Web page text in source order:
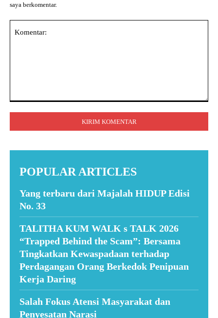
saya berkomentar.
POPULAR ARTICLES
Yang terbaru dari Majalah HIDUP Edisi
No. 33
TALITHA KUM WALK s TALK 2026
“Trapped Behind the Scam”: Bersama
Tingkatkan Kewaspadaan terhadap
Perdagangan Orang Berkedok Penipuan
Kerja Daring
Salah Fokus Atensi Masyarakat dan
Penyesatan Narasi